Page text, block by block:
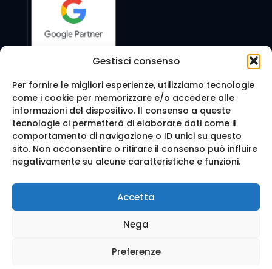
Gestisci consenso
Per fornire le migliori esperienze, utilizziamo tecnologie
come i cookie per memorizzare e/o accedere alle
informazioni del dispositivo. Il consenso a queste
tecnologie ci permetterà di elaborare dati come il
comportamento di navigazione o ID unici su questo
sito. Non acconsentire o ritirare il consenso può influire
negativamente su alcune caratteristiche e funzioni.
Accetta
Nega
Preferenze
Seguici anche su:
© 2016 Web Agency Milano - WEB REVOLUTION MILANO
SRLS. All Rights Reserved.
enzia Web Milano
ati